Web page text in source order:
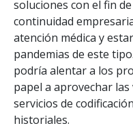
soluciones con el fin
continuidad
atención médica y
pandemias de este
podría alentar a los
papel a aprovechar
servicios de
historiales.